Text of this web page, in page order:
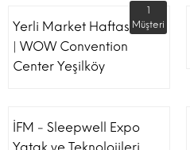
Yerli Market Haftası Fuarı
| WOW Convention
Center Yeşilköy
1
Müşteri
İFM - Sleepwell Expo